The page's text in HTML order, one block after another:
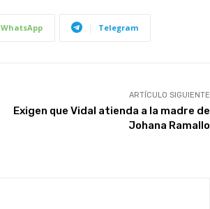
WhatsApp Telegram
ARTÍCULO SIGUIENTE
Exigen que Vidal atienda a la madre de
Johana Ramallo